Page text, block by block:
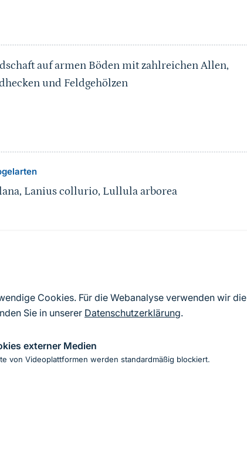
Cookies. Für die Webanalyse verwenden wir die
Sie in unserer Datenschutzerklärung.
externer Medien
von Videoplattformen werden standardmäßig blockiert.
auf armen Böden mit zahlreichen Allen,
und Feldgehölzen
Lanius collurio, Lullula arborea
Standarddatenbögen Deutschlands (Stand:
enthalten die zur Veröffentlichung freigegebenen